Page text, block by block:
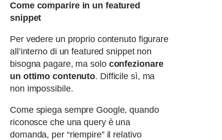
Come comparire in un featured
snippet
Per vedere un proprio contenuto figurare
all’interno di un featured snippet non
bisogna pagare, ma solo confezionare
un ottimo contenuto. Difficile sì, ma
non impossibile.
Come spiega sempre Google, quando
riconosce che una query è una
domanda, per “riempire” il relativo